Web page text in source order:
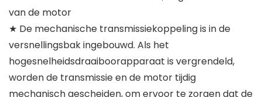
van de motor
★ De mechanische transmissiekoppeling is in de
versnellingsbak ingebouwd. Als het
hogesnelheidsdraaiboorapparaat is vergrendeld,
worden de transmissie en de motor tijdig
mechanisch gescheiden, om ervoor te zorgen dat de